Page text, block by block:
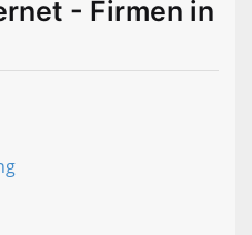
- Firmen in